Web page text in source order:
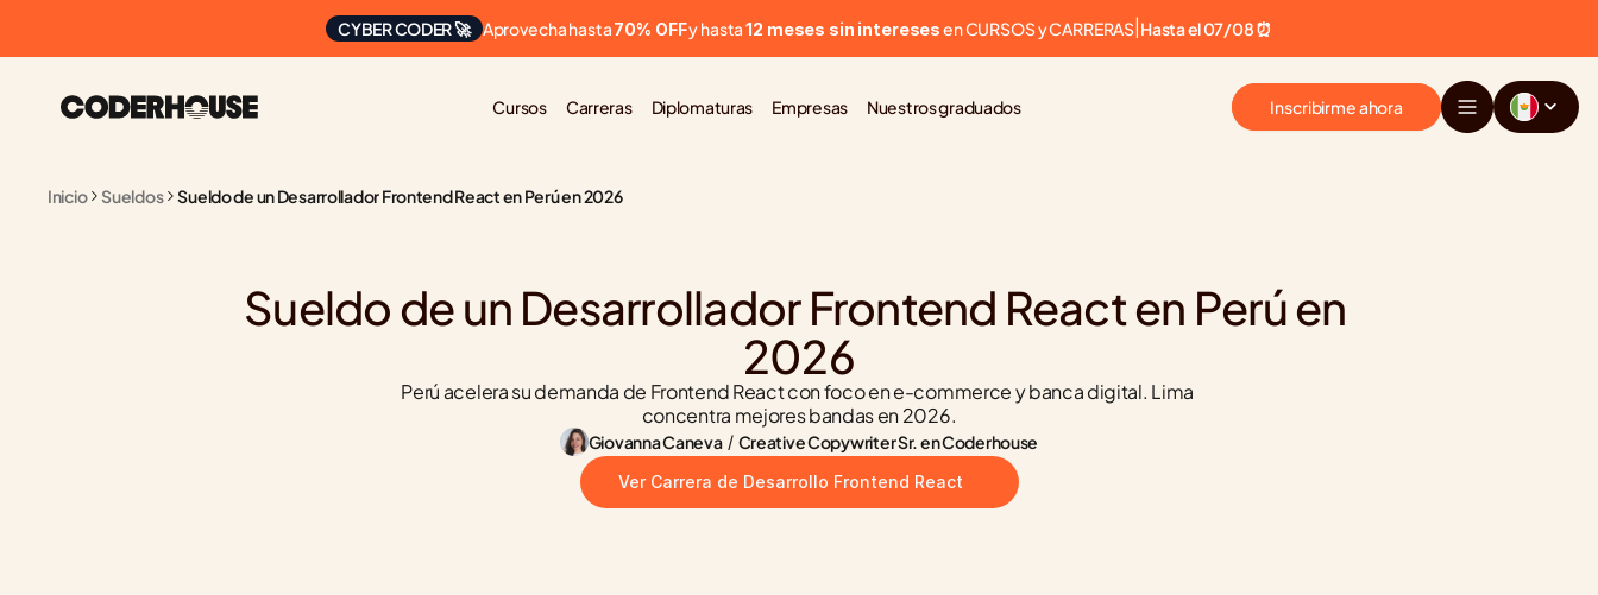
CYBER CODER 🚀 Aprovecha hasta 70% OFF y hasta 12 meses sin intereses en CURSOS y CARRERAS Hasta el 07/08 ⏰
Cursos Carreras Diplomaturas Empresas Nuestros graduados Inscribirme ahora
Inicio Sueldos Sueldo de un Desarrollador Frontend React en Perú en 2026
Sueldo de un Desarrollador Frontend React en Perú en
2026
Perú acelera su demanda de Frontend React con foco en e-commerce y banca digital. Lima
concentra mejores bandas en 2026.
Giovanna Caneva / Creative Copywriter Sr. en Coderhouse
Ver Carrera de Desarrollo Frontend React